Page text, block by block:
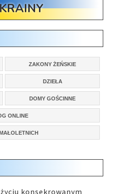
ZAKONY ŻEŃSKIE
DZIEŁA
DOMY GOŚCINNE
ONLINE
konsekrowanym